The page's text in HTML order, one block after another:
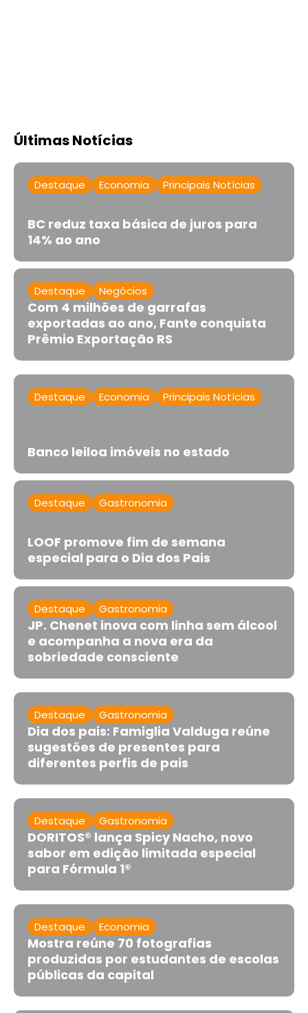
Últimas Notícias
Destaque Economia Principais Notícias
BC reduz taxa básica de juros para
14% ao ano
Destaque Negócios
Com 4 milhões de garrafas
exportadas ao ano, Fante conquista
Prêmio Exportação RS
Destaque Economia Principais Notícias
Banco leiloa imóveis no estado
Destaque Gastronomia
LOOF promove fim de semana
especial para o Dia dos Pais
Destaque Gastronomia
JP. Chenet inova com linha sem álcool
e acompanha a nova era da
sobriedade consciente
Destaque Gastronomia
Dia dos pais: Famiglia Valduga reúne
sugestões de presentes para
diferentes perfis de pais
Destaque Gastronomia
DORITOS® lança Spicy Nacho, novo
sabor em edição limitada especial
para Fórmula 1®
Destaque Economia
Mostra reúne 70 fotografias
produzidas por estudantes de escolas
públicas da capital